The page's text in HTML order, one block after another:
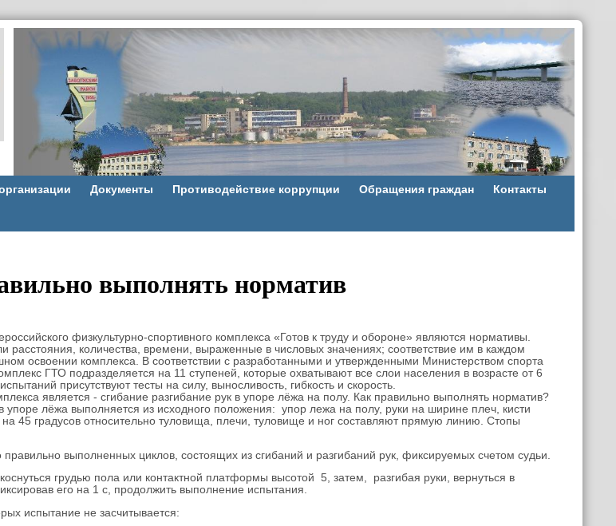
Документы Противодействие коррупции Обращения граждан Контакты
выполнять норматив
физкультурно-спортивного комплекса «Готов к труду и обороне» являются нормативы.
расстояния, количества, времени, выраженные в числовых значениях; соответствие им в каждом
освоении комплекса. В соответствии с разработанными и утвержденными Министерством спорта
ГТО подразделяется на 11 ступеней, которые охватывают все слои населения в возрасте от 6
присутствуют тесты на силу, выносливость, гибкость и скорость.
является - сгибание разгибание рук в упоре лёжа на полу. Как правильно выполнять норматив?
упоре лёжа выполняется из исходного положения: упор лежа на полу, руки на ширине плеч, кисти
45 градусов относительно туловища, плечи, туловище и ног составляют прямую линию. Стопы
правильно выполненных циклов, состоящих из сгибаний и разгибаний рук, фиксируемых счетом судьи.
грудью пола или контактной платформы высотой 5, затем, разгибая руки, вернуться в
его на 1 с, продолжить выполнение испытания.
испытание не засчитывается: